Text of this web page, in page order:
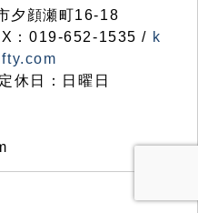
夕顔瀬町16-18
：019-652-1535 / k
休日：日曜日